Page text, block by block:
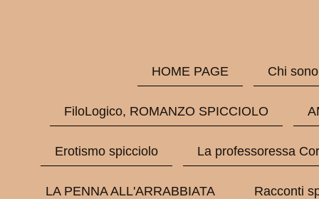
HOME PAGE Chi sono
FiloLogico, ROMANZO SPICCIOLO
Erotismo spicciolo La professoressa
LA PENNA ALL'ARRABBIATA Racconti